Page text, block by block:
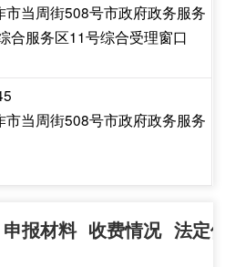
市当周街508号市政府政务服务
合服务区11号综合受理窗口
市当周街508号市政府政务服务
申报材料 收费情况 法定